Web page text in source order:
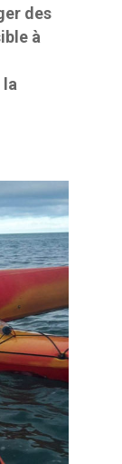
des
à
la